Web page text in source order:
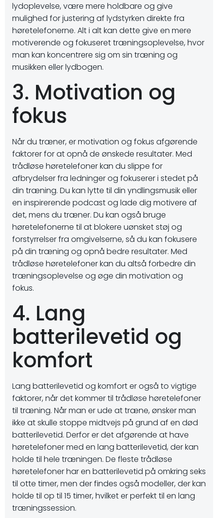
lydoplevelse, være mere holdbare og give
mulighed for justering af lydstyrken direkte fra
høretelefonerne. Alt i alt kan dette give en mere
motiverende og fokuseret træningsoplevelse, hvor
man kan koncentrere sig om sin træning og
musikken eller lydbogen.
3. Motivation og
fokus
Når du træner, er motivation og fokus afgørende
faktorer for at opnå de ønskede resultater. Med
trådløse høretelefoner kan du slippe for
afbrydelser fra ledninger og fokuserer i stedet på
din træning. Du kan lytte til din yndlingsmusik eller
en inspirerende podcast og lade dig motivere af
det, mens du træner. Du kan også bruge
høretelefonerne til at blokere uønsket støj og
forstyrrelser fra omgivelserne, så du kan fokusere
på din træning og opnå bedre resultater. Med
trådløse høretelefoner kan du altså forbedre din
træningsoplevelse og øge din motivation og
fokus.
4. Lang
batterilevetid og
komfort
Lang batterilevetid og komfort er også to vigtige
faktorer, når det kommer til trådløse høretelefoner
til træning. Når man er ude at træne, ønsker man
ikke at skulle stoppe midtvejs på grund af en død
batterilevetid. Derfor er det afgørende at have
høretelefoner med en lang batterilevetid, der kan
holde til hele træningen. De fleste trådløse
høretelefoner har en batterilevetid på omkring seks
til otte timer, men der findes også modeller, der kan
holde til op til 15 timer, hvilket er perfekt til en lang
træningssession.